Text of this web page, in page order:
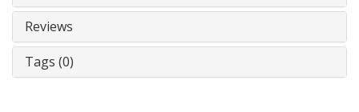
Reviews
Tags (0)